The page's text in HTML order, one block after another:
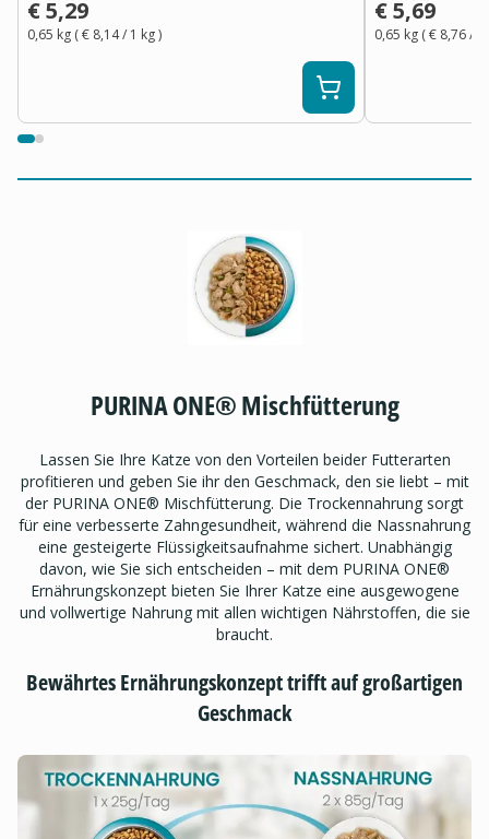
€ 5,29
0,65 kg (€ 8,14/ 1 kg)
€ 5,69
0,65 kg (€ 8,76/ 1
PURINA ONE® Mischfütterung
Lassen Sie Ihre Katze von den Vorteilen beider Futterarten
profitieren und geben Sie ihr den Geschmack, den sie liebt – mit
der PURINA ONE® Mischfütterung. Die Trockennahrung sorgt
für eine verbesserte Zahngesundheit, während die Nassnahrung
eine gesteigerte Flüssigkeitsaufnahme sichert. Unabhängig
davon, wie Sie sich entscheiden – mit dem PURINA ONE®
Ernährungskonzept bieten Sie Ihrer Katze eine ausgewogene
und vollwertige Nahrung mit allen wichtigen Nährstoffen, die sie
braucht.
Bewährtes Ernährungskonzept trifft auf großartigen
Geschmack